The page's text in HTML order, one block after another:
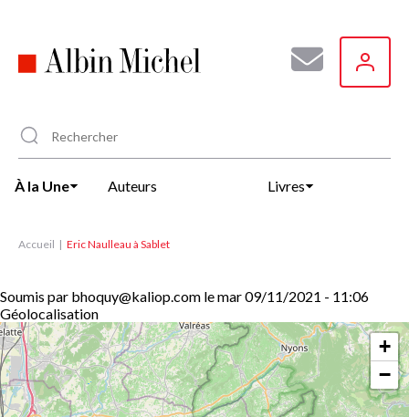
principal
À la Une Auteurs Livres
Accueil Eric Naulleau à Sablet
Soumis par bhoquy@kaliop.com lemar 09/11/2021 - 11:06
Géolocalisation
+
−